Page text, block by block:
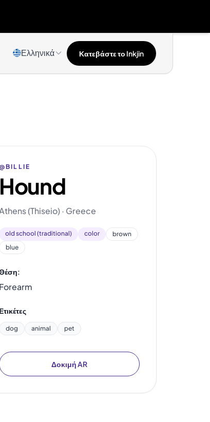
Ελληνικά Κατεβάστε το Inkjin
Hound
(Thiseio) · Greece
old school (traditional) color
brown
blue
Forearm
Ετικέτες
dog animal pet
Δοκιμή AR